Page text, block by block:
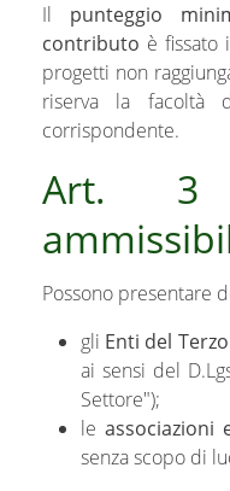
Il punteggio
contributo è fissato
progetti non
riserva la facoltà
corrispondente.
Art. 3
Possono presentare
gli Enti del
ai sensi del
Settore");
leassociazioni
senza scopo di